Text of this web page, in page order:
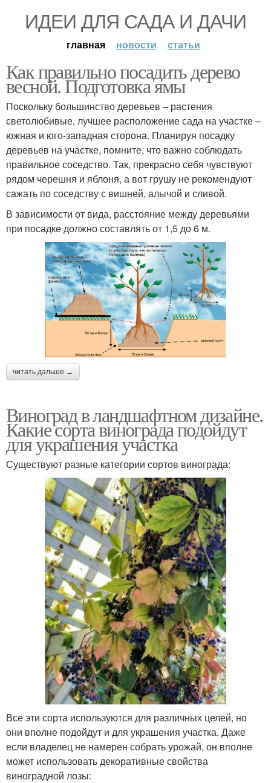
ИДЕИ ДЛЯ САДА И ДАЧИ
главная новости статьи
Как правильно посадить дерево
весной. Подготовка ямы
Поскольку большинство деревьев – растения
светолюбивые, лучшее расположение сада на участке –
южная и юго-западная сторона. Планируя посадку
деревьев на участке, помните, что важно соблюдать
правильное соседство. Так, прекрасно себя чувствуют
рядом черешня и яблоня, а вот грушу не рекомендуют
сажать по соседству с вишней, алычой и сливой.
В зависимости от вида, расстояние между деревьями
при посадке должно составлять от 1,5 до 6 м.
читать дальше →
Виноград в ландшафтном дизайне.
Какие сорта винограда подойдут
для украшения участка
Существуют разные категории сортов винограда:
Все эти сорта используются для различных целей, но
они вполне подойдут и для украшения участка. Даже
если владелец не намерен собрать урожай, он вполне
может использовать декоративные свойства
виноградной лозы: